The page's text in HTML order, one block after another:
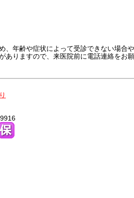
、年齢や症状によって受診できない場合
ありますので、来医院前に電話連絡をお